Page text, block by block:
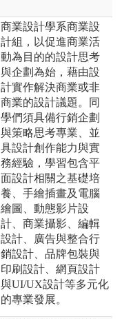
商業設計學系商業設
計組，以促進商業活
動為目的的設計思考
與企劃為始，藉由設
計實作解決商業或非
商業的設計議題。同
學們須具備行銷企劃
與策略思考專業、並
具設計創作能力與實
務經驗，學習包含平
面設計相關之基礎培
養、手繪插畫及電腦
繪圖、動態影片設
計、商業攝影、編輯
設計、廣告與整合行
銷設計、品牌包裝與
印刷設計、網頁設計
與UI/UX設計等多元化
的專業發展。